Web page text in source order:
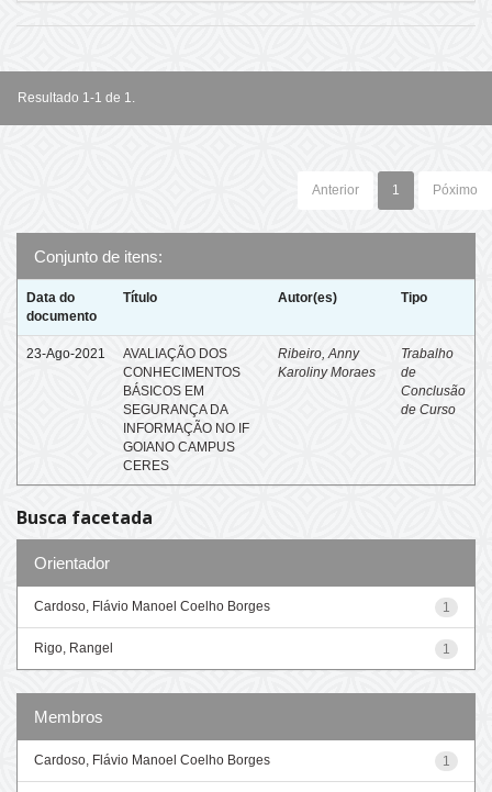
Resultado 1-1 de 1.
Anterior 1 Póximo
Conjunto de itens:
Data do
documento
Título Autor(es) Tipo
23-Ago-2021
AVALIAÇÃO DOS
CONHECIMENTOS
BÁSICOS EM
SEGURANÇA DA
INFORMAÇÃO NO IF
GOIANO CAMPUS
CERES
Ribeiro, Anny
Karoliny Moraes
Trabalho
de
Conclusão
de Curso
Busca facetada
Orientador
1
Cardoso, Flávio Manoel Coelho Borges
1
Rigo, Rangel
Membros
1
Cardoso, Flávio Manoel Coelho Borges